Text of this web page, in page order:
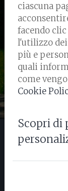
ciascuna
facendo
l'utilizzo dei
più e
quali
come
Cookie
Scopri di